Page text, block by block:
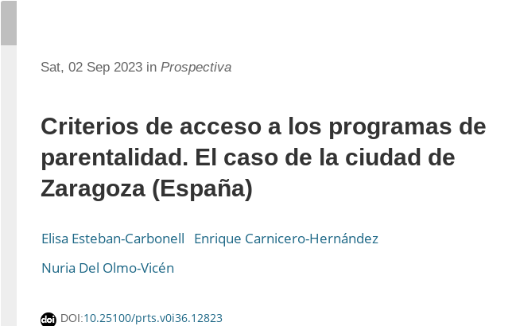
Sat, 02 Sep 2023 in Prospectiva
Criterios de acceso a los programas de
parentalidad. El caso de la ciudad de
Zaragoza (España)
Elisa Esteban-Carbonell
Enrique Carnicero-Hernández
Nuria Del Olmo-Vicén
DOI:10.25100/prts.v0i36.12823